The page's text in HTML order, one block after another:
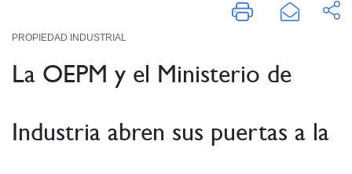
PROPIEDAD INDUSTRIAL
La OEPM y el Ministerio de
Industria abren sus puertas a la